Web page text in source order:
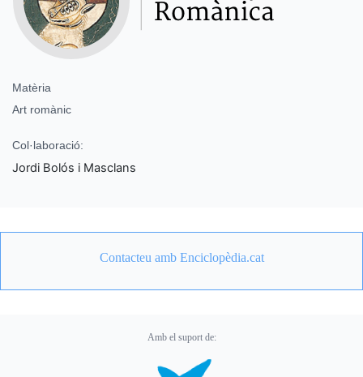
Matèria
Art romànic
Col·laboració:
Jordi Bolós i Masclans
Contacteu amb Enciclopèdia.cat
Amb el suport de: